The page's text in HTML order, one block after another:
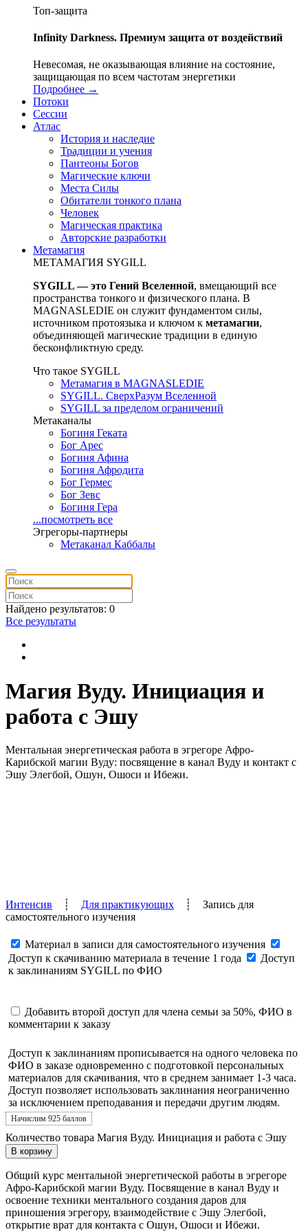
Топ-защита
Infinity Darkness. Премиум защита от воздействий
Невесомая, не оказывающая влияние на состояние,
защищающая по всем частотам энергетики
Подробнее →
Потоки
Сессии
Атлас
История и наследие
Традиции и учения
Пантеоны Богов
Магические ключи
Места Силы
Обитатели тонкого плана
Человек
Магическая практика
Авторские разработки
Метамагия
МЕТАМАГИЯ SYGILL
SYGILL — это Гений Вселенной, вмещающий все
пространства тонкого и физического плана. В
MAGNASLEDIE он служит фундаментом силы,
источником протоязыка и ключом к метамагии,
объединяющей магические традиции в единую
бесконфликтную среду.
Что такое SYGILL
Метамагия в MAGNASLEDIE
SYGILL. СверхРазум Вселенной
SYGILL за пределом ограничений
Метаканалы
Богиня Геката
Бог Арес
Богиня Афина
Богиня Афродита
Бог Гермес
Бог Зевс
Богиня Гера
...посмотреть все
Эгрегоры-партнеры
Метаканал Каббалы
Найдено результатов: 0
Все результаты
Магия Вуду. Инициация и
работа с Эшу
Ментальная энергетическая работа в эгрегоре Афро-
Карибской магии Вуду: посвящение в канал Вуду и контакт с
Эшу Элегбой, Ошун, Ошоси и Ибежи.
Интенсив ┊ Для практикующих ┊ Запись для
самостоятельного изучения
Материал в записи для самостоятельного изучения
Доступ к скачиванию материала в течение 1 года
Доступ
к заклинаниям SYGILL по ФИО
Добавить второй доступ для члена семьи за 50%, ФИО в
комментарии к заказу
Доступ к заклинаниям прописывается на одного человека по
ФИО в заказе одновременно с подготовкой персональных
материалов для скачивания, что в среднем занимает 1-3 часа.
Доступ позволяет использовать заклинания неограниченно
за исключением преподавания и передачи другим людям.
Начислим 925 баллов
Количество товара Магия Вуду. Инициация и работа с Эшу
В корзину
Общий курс ментальной энергетической работы в эгрегоре
Афро-Карибской магии Вуду. Посвящение в канал Вуду и
освоение техники ментального создания даров для
приношения эгрегору, взаимодействие с Эшу Элегбой,
открытие врат для контакта с Ошун, Ошоси и Ибежи.